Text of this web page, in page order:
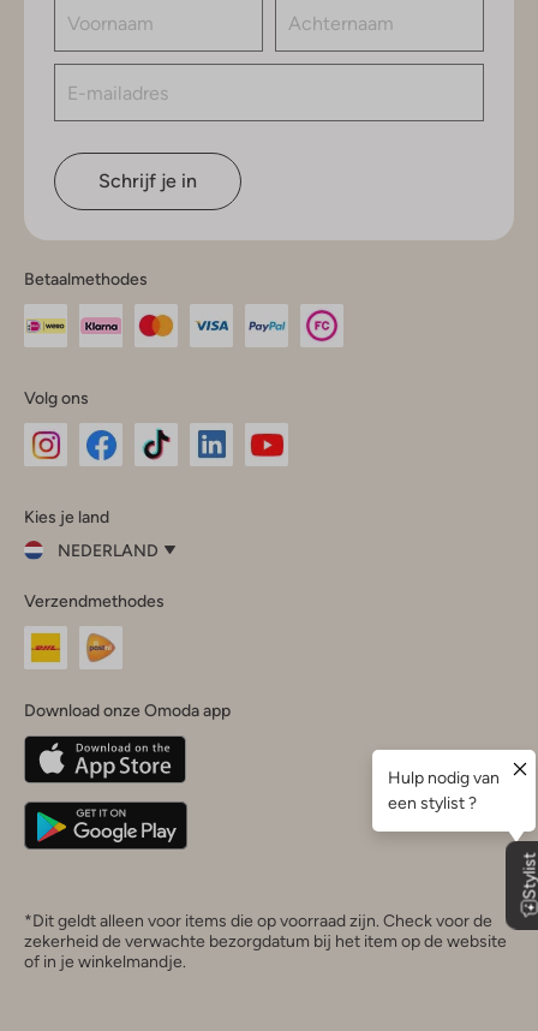
Schrijf je in
Betaalmethodes
Volg ons
InstagramFacebook
Kies je land
NEDERLAND
je
land
Nederland
Belgique(Français)
Deutschland
Verzendmethodes
Download onze Omoda app
*Dit geldt alleen voor items die op voorraad zijn. Check voor de
zekerheid de verwachte bezorgdatum bij het item op de website
of in je winkelmandje.